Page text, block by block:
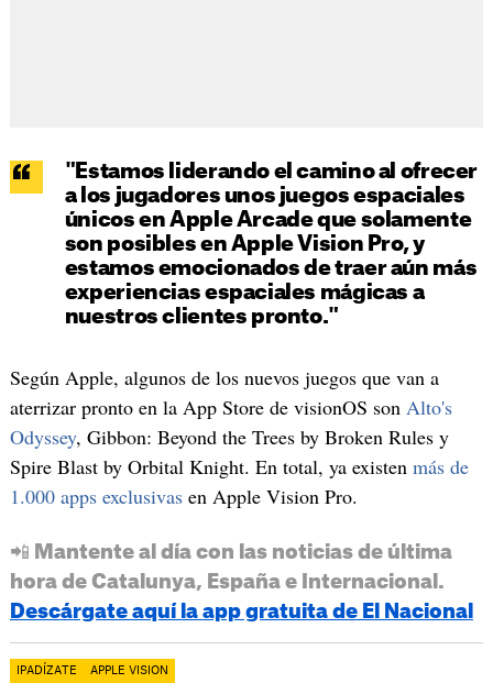
"Estamos liderando el camino al ofrecer
a los jugadores unos juegos espaciales
únicos en Apple Arcade que solamente
son posibles en Apple Vision Pro, y
estamos emocionados de traer aún más
experiencias espaciales mágicas a
nuestros clientes pronto."
Según Apple, algunos de los nuevos juegos que van a
aterrizar pronto en la App Store de visionOS son Alto's
Odyssey, Gibbon: Beyond the Trees by Broken Rules y
Spire Blast by Orbital Knight. En total, ya existen más de
1.000 apps exclusivasen Apple Vision Pro.
📲 Mantente al día con las noticias de última
hora de Catalunya, España e Internacional.
Descárgate aquí la app gratuita de El Nacional
IPADÍZATE APPLE VISION